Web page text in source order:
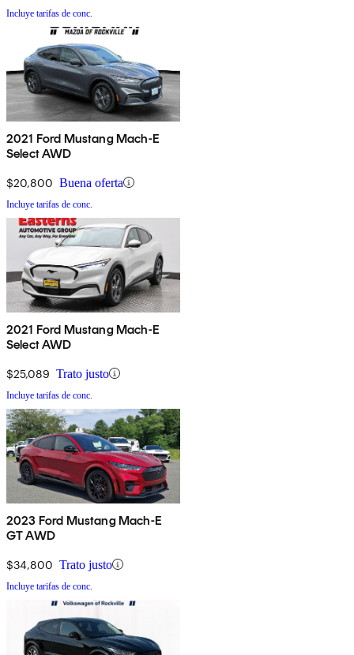
Incluye tarifas de conc.
2021 Ford Mustang Mach-E
Select AWD
$20,800 Buena oferta
Incluye tarifas de conc.
2021 Ford Mustang Mach-E
Select AWD
$25,089 Trato justo
Incluye tarifas de conc.
2023 Ford Mustang Mach-E
GT AWD
$34,800 Trato justo
Incluye tarifas de conc.